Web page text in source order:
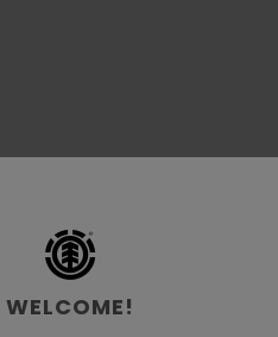
WELCOME!